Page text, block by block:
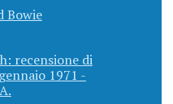
Bowie
recensione di
1971 -